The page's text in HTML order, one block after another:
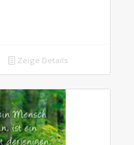
Zeige Details